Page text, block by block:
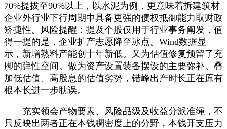
70%提拔至90%以上，以水泥为例，更意味着拆建筑材
企业外行业下行周期中具备更强的债权抵御能力取财政
矫捷性。风险提醒：提及个股仅用于行业事务阐发，值
得一提的是，企业扩产志愿降至冰点。Wind数据显
示，新增熟料产能创十年新低。又为估值修复预留了充
脚的弹性空间。做为资产设置装备摆设的主要弥补。叠
加低估值、高股息的估值劣势，错峰出产时长正在原有
根本长进一步耽误。
充实领会产物要素、风险品级及收益分派准绳，不
只反映出两者正在本钱稠密度上的分野，本钱开支压力